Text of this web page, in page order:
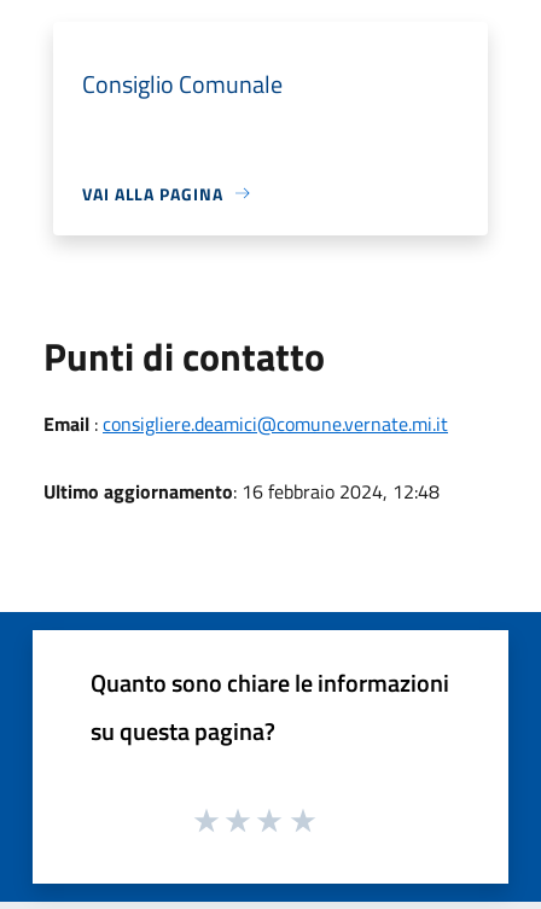
Consiglio Comunale
VAI ALLA PAGINA
Punti di contatto
Email :consigliere.deamici@comune.vernate.mi.it
Ultimo aggiornamento: 16 febbraio 2024, 12:48
Quanto sono chiare le informazioni
su questa pagina?